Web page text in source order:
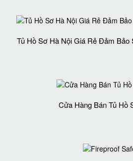
Tủ Hồ Sơ Hà Nội Giá Rẻ Đảm Bảo
Cửa Hàng Bán Tủ Hồ